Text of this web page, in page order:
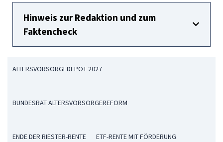
Hinweis zur Redaktion und zum
Faktencheck
ALTERSVORSORGEDEPOT 2027
BUNDESRAT ALTERSVORSORGEREFORM
ENDE DER RIESTER-RENTE ETF-RENTE MIT FÖRDERUNG